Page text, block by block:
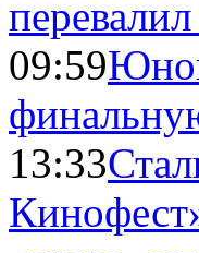
09:59
13:33